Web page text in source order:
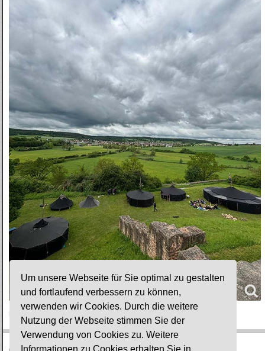
Um unsere Webseite für Sie optimal zu gestalten
und fortlaufend verbessern zu können,
verwenden wir Cookies. Durch die weitere
Nutzung der Webseite stimmen Sie der
Verwendung von Cookies zu. Weitere
Informationen zu Cookies erhalten Sie in
Bilder: Hans-Jürgen Luck